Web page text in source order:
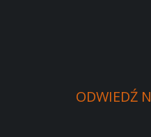
ODWIEDŹ